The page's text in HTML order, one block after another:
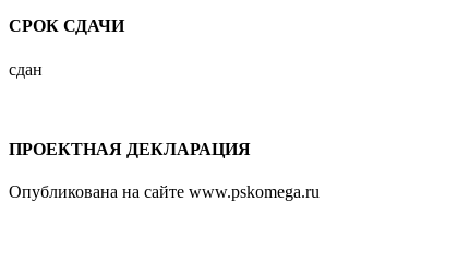
СРОК СДАЧИ
сдан
ПРОЕКТНАЯ ДЕКЛАРАЦИЯ
Опубликована на сайте www.pskomega.ru